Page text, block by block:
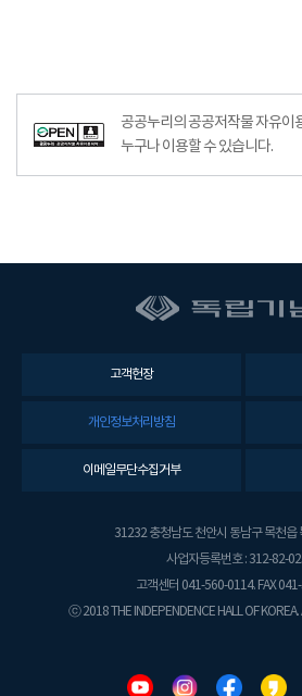
공공누리의 공공저작물 자유이
누구나 이용할 수 있습니다.
고객헌장
개인정보처리방침
이메일무단수집거부
31232 충청남도 천안시 동남구 목천읍
사업자등록번호 : 312-82-
고객센터 041-560-0114. FAX
ⓒ 2018 THE INDEPENDENCE HALL OF KOREA.